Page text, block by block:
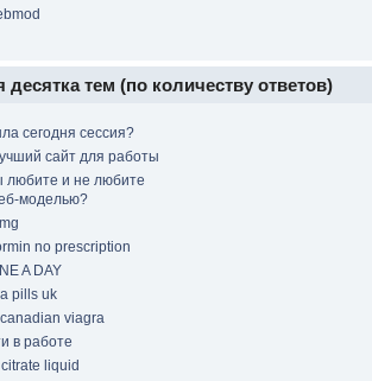
десятка тем (по количеству ответов)
сегодня сессия?
сайт для работы
любите и не любите
моделью?
no prescription
A DAY
pills uk
viagra
в работе
liquid